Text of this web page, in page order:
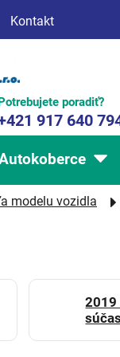
Kontakt
poradiť?
917 640
modelu vozidla
2019